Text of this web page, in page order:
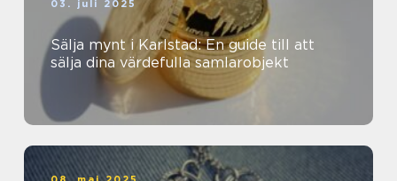
03. juli 2025
Sälja mynt i Karlstad: En guide till att
sälja dina värdefulla samlarobjekt